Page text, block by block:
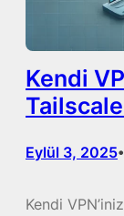
Kendi
Eylül 3, 2025•
Kendi